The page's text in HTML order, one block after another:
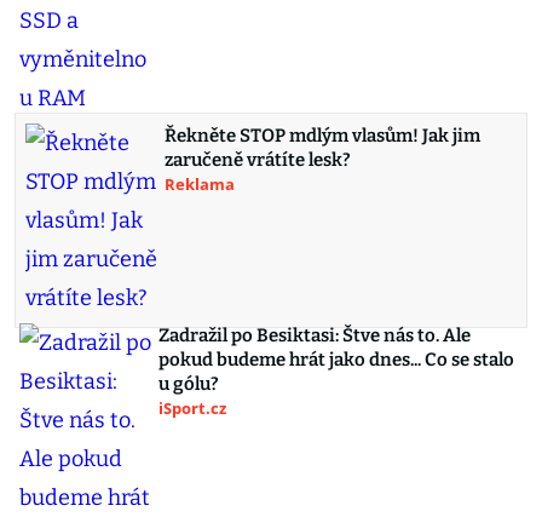
Řekněte STOP mdlým vlasům! Jak jim
zaručeně vrátíte lesk?
Reklama
Zadražil po Besiktasi: Štve nás to. Ale
pokud budeme hrát jako dnes... Co se stalo
u gólu?
iSport.cz